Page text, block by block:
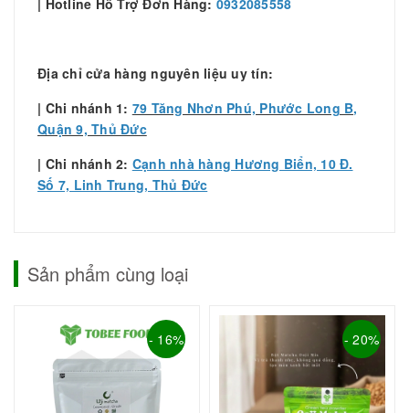
| Hotline Hỗ Trợ Đơn Hàng: 0932085558
Địa chỉ cửa hàng nguyên liệu uy tín:
| Chi nhánh 1: 79 Tăng Nhơn Phú, Phước Long B,
Quận 9, Thủ Đức
| Chi nhánh 2: Cạnh nhà hàng Hương Biển, 10 Đ.
Số 7, Linh Trung, Thủ Đức
Sản phẩm cùng loại
- 16% - 20%